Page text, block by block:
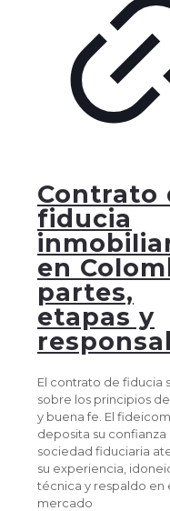
Contrato
fiducia
en
partes,
etapas y
El contrato de fiducia
sobre los principios
y buena fe. El
deposita su confianza
sociedad fiduciaria
su experiencia,
técnica y respaldo en
mercado